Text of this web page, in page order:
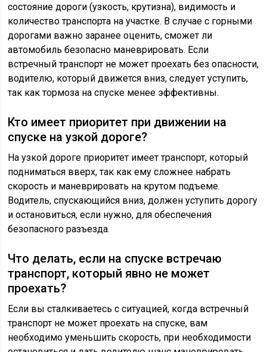
состояние дороги (узкость, крутизна), видимость и
количество транспорта на участке. В случае с горными
дорогами важно заранее оценить, сможет ли
автомобиль безопасно маневрировать. Если
встречный транспорт не может проехать без опасности,
водителю, который движется вниз, следует уступить,
так как тормоза на спуске менее эффективны.
Кто имеет приоритет при движении на
спуске на узкой дороге?
На узкой дороге приоритет имеет транспорт, который
подниматься вверх, так как ему сложнее набрать
скорость и маневрировать на крутом подъеме.
Водитель, спускающийся вниз, должен уступить дорогу
и остановиться, если нужно, для обеспечения
безопасного разъезда.
Что делать, если на спуске встречаю
транспорт, который явно не может
проехать?
Если вы сталкиваетесь с ситуацией, когда встречный
транспорт не может проехать на спуске, вам
необходимо уменьшить скорость, при необходимости